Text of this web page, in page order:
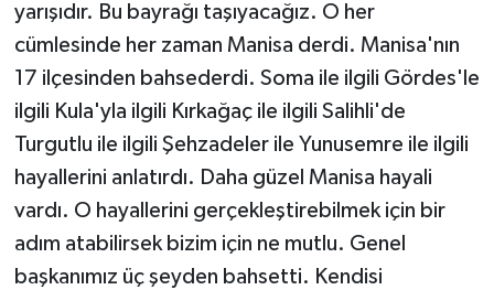
yarışıdır. Bu bayrağı taşıyacağız. O her
cümlesinde her zaman Manisa derdi. Manisa'nın
17 ilçesinden bahsederdi. Soma ile ilgili Gördes'le
ilgili Kula'yla ilgili Kırkağaç ile ilgili Salihli'de
Turgutlu ile ilgili Şehzadeler ile Yunusemre ile ilgili
hayallerini anlatırdı. Daha güzel Manisa hayali
vardı. O hayallerini gerçekleştirebilmek için bir
adım atabilirsek bizim için ne mutlu. Genel
başkanımız üç şeyden bahsetti. Kendisi